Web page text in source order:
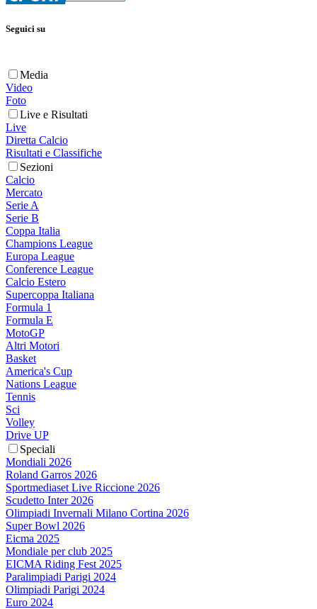
Seguici su
Media
Video
Foto
Live e Risultati
Live
Diretta Calcio
Risultati e Classifiche
Sezioni
Calcio
Mercato
Serie A
Serie B
Coppa Italia
Champions League
Europa League
Conference League
Calcio Estero
Supercoppa Italiana
Formula 1
Formula E
MotoGP
Altri Motori
Basket
America's Cup
Nations League
Tennis
Sci
Volley
Drive UP
Speciali
Mondiali 2026
Roland Garros 2026
Sportmediaset Live Riccione 2026
Scudetto Inter 2026
Olimpiadi Invernali Milano Cortina 2026
Super Bowl 2026
Eicma 2025
Mondiale per club 2025
EICMA Riding Fest 2025
Paralimpiadi Parigi 2024
Olimpiadi Parigi 2024
Euro 2024